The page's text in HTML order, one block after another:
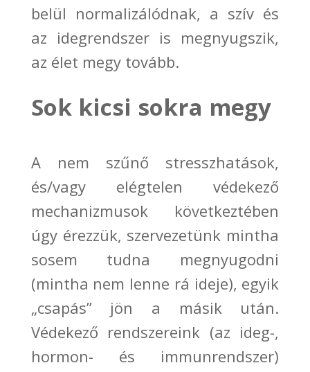
belül normalizálódnak, a szív és
az idegrendszer is megnyugszik,
az élet megy tovább.
Sok kicsi sokra megy
A nem szűnő stresszhatások,
és/vagy elégtelen védekező
mechanizmusok következtében
úgy érezzük, szervezetünk mintha
sosem tudna megnyugodni
(mintha nem lenne rá ideje), egyik
„csapás” jön a másik után.
Védekező rendszereink (az ideg-,
hormon- és immunrendszer)